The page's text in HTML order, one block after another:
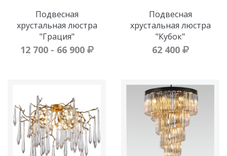
Подвесная
хрустальная люстра
"Грация"
12 700 - 66 900
Подвесная
хрустальная люстра
"Кубок"
62 400